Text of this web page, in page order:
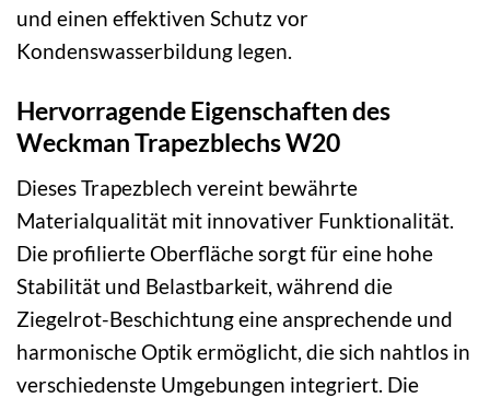
und einen effektiven Schutz vor
Kondenswasserbildung legen.
Hervorragende Eigenschaften des
Weckman Trapezblechs W20
Dieses Trapezblech vereint bewährte
Materialqualität mit innovativer Funktionalität.
Die profilierte Oberfläche sorgt für eine hohe
Stabilität und Belastbarkeit, während die
Ziegelrot-Beschichtung eine ansprechende und
harmonische Optik ermöglicht, die sich nahtlos in
verschiedenste Umgebungen integriert. Die